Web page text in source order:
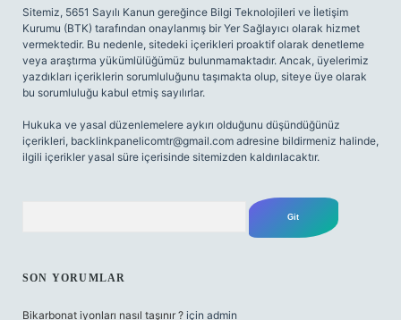
Sitemiz, 5651 Sayılı Kanun gereğince Bilgi Teknolojileri ve İletişim
Kurumu (BTK) tarafından onaylanmış bir Yer Sağlayıcı olarak hizmet
vermektedir. Bu nedenle, sitedeki içerikleri proaktif olarak denetleme
veya araştırma yükümlülüğümüz bulunmamaktadır. Ancak, üyelerimiz
yazdıkları içeriklerin sorumluluğunu taşımakta olup, siteye üye olarak
bu sorumluluğu kabul etmiş sayılırlar.
Hukuka ve yasal düzenlemelere aykırı olduğunu düşündüğünüz
içerikleri, backlinkpanelicomtr@gmail.com adresine bildirmeniz halinde,
ilgili içerikler yasal süre içerisinde sitemizden kaldırılacaktır.
SON YORUMLAR
Bikarbonat iyonları nasıl taşınır ? için admin